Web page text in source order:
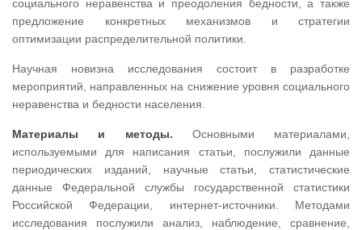
социального неравенства и преодоления бедности, а также
предложение конкретных механизмов и стратегии
оптимизации распределительной политики.
Научная новизна исследования состоит в разработке
мероприятий, направленных на снижение уровня социального
неравенства и бедности населения.
Материалы и методы. Основными материалами,
используемыми для написания статьи, послужили данные
периодических изданий, научные статьи, статистические
данные Федеральной службы государственной статистики
Российской Федерации, интернет-источники. Методами
исследования послужили анализ, наблюдение, сравнение,